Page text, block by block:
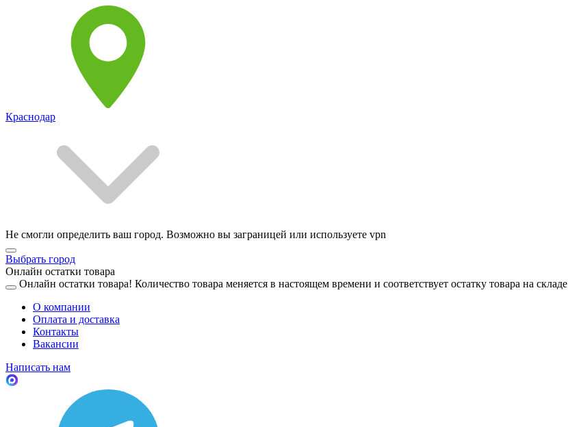
Краснодар
Не смогли определить ваш город. Возможно вы заграницей или используете vpn
Выбрать город
Онлайн остатки товара
Онлайн остатки товара! Количество товара меняется в настоящем времени и соответствует остатку товара на складе
О компании
Оплата и доставка
Контакты
Вакансии
Написать нам